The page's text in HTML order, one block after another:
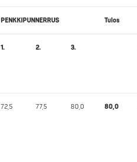
PENKKIPUNNERRUS Tulos
1. 2. 3.
72,5 77,5 80,0 80,0